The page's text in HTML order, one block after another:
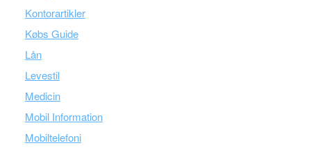
Kontorartikler
Købs Guide
Lån
Levestil
Medicin
Mobil Information
Mobiltelefoni